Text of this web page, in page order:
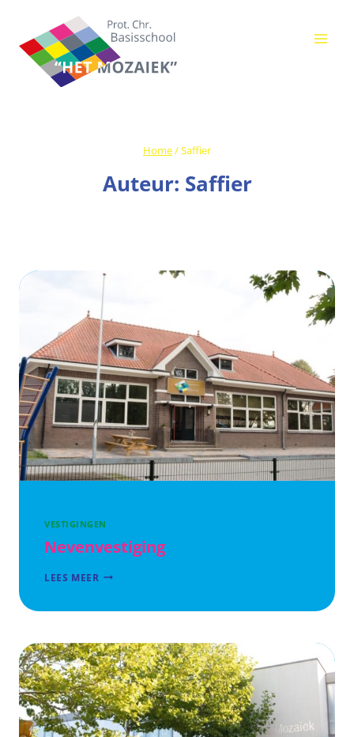
inhoud
Home/Saffier
Auteur: Saffier
VESTIGINGEN
Nevenvestiging
LEES MEER NEVENVESTIGING